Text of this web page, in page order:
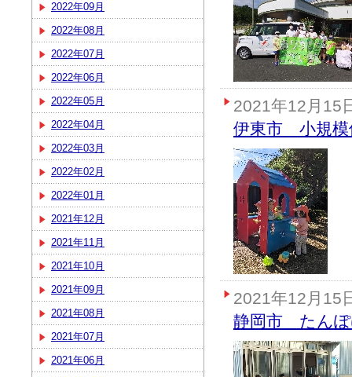
2022年09月
2022年08月
2022年07月
2022年06月
2022年05月
2022年04月
2022年03月
2022年02月
2022年01月
2021年12月
2021年11月
2021年10月
2021年09月
2021年08月
2021年07月
2021年06月
2021年12月15
伊東市 小規模
2021年12月15
静岡市 たんぽ